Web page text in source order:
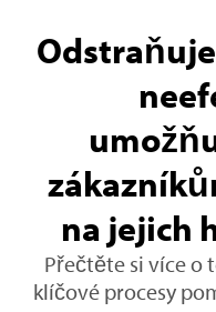
na jejich
Přečtěte si více o
klíčové procesy